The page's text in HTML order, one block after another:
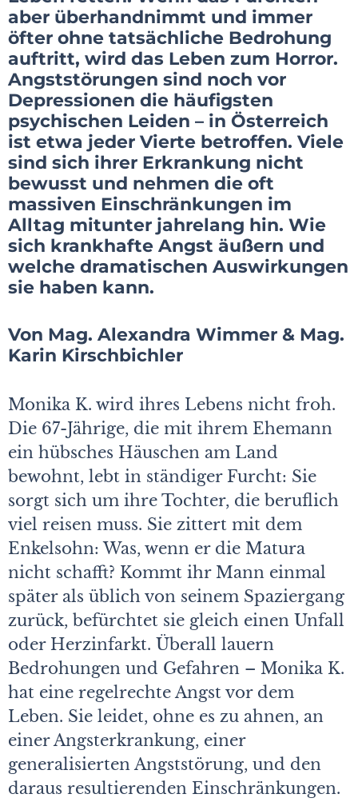
aber überhandnimmt und immer
öfter ohne tatsächliche Bedrohung
auftritt, wird das Leben zum Horror.
Angststörungen sind noch vor
Depressionen die häufigsten
psychischen Leiden – in Österreich
ist etwa jeder Vierte betroffen. Viele
sind sich ihrer Erkrankung nicht
bewusst und nehmen die oft
massiven Einschränkungen im
Alltag mitunter jahrelang hin. Wie
sich krankhafte Angst äußern und
welche dramatischen Auswirkungen
sie haben kann.
Von Mag. Alexandra Wimmer & Mag.
Karin Kirschbichler
Monika K. wird ihres Lebens nicht froh.
Die 67-Jährige, die mit ihrem Ehemann
ein hübsches Häuschen am Land
bewohnt, lebt in ständiger Furcht: Sie
sorgt sich um ihre Tochter, die beruflich
viel reisen muss. Sie zittert mit dem
Enkelsohn: Was, wenn er die Matura
nicht schafft? Kommt ihr Mann einmal
später als üblich von seinem Spaziergang
zurück, befürchtet sie gleich einen Unfall
oder Herzinfarkt. Überall lauern
Bedrohungen und Gefahren – Monika K.
hat eine regelrechte Angst vor dem
Leben. Sie leidet, ohne es zu ahnen, an
einer Angsterkrankung, einer
generalisierten Angststörung, und den
daraus resultierenden Einschränkungen.